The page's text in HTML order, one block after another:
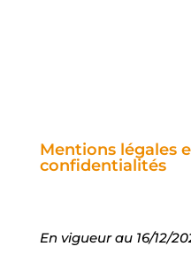
Mentions légales
confidentialités
En vigueur au 16/12/